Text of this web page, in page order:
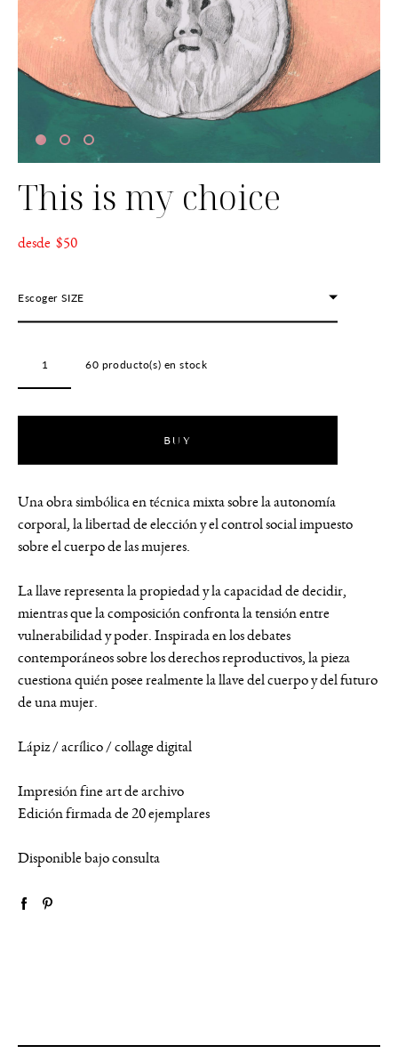
This is my choice
desde $50
Escoger SIZE
60 producto(s) en stock
BUY
Una obra simbólica en técnica mixta sobre la autonomía
corporal, la libertad de elección y el control social impuesto
sobre el cuerpo de las mujeres.
La llave representa la propiedad y la capacidad de decidir,
mientras que la composición confronta la tensión entre
vulnerabilidad y poder. Inspirada en los debates
contemporáneos sobre los derechos reproductivos, la pieza
cuestiona quién posee realmente la llave del cuerpo y del futuro
de una mujer.
Lápiz / acrílico / collage digital
Impresión fine art de archivo
Edición firmada de 20 ejemplares
Disponible bajo consulta